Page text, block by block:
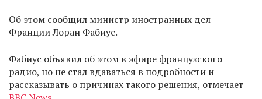
Об этом сообщил министр иностранных дел
Франции Лоран Фабиус.
Фабиус объявил об этом в эфире французского
радио, но не стал вдаваться в подробности и
рассказывать о причинах такого решения, отмечает